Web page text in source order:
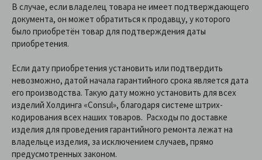
В случае, если владелец товара не имеет подтверждающего
документа, он может обратиться к продавцу, у которого
было приобретён товар для подтверждения даты
приобретения.
Если дату приобретения установить или подтвердить
невозможно, датой начала гарантийного срока является дата
его производства. Такую дату можно установить для всех
изделий Холдинга «Consul», благодаря системе штрих-
кодирования всех наших товаров. Расходы по доставке
изделия для проведения гарантийного ремонта лежат на
владельце изделия, за исключением случаев, прямо
предусмотренных законом.